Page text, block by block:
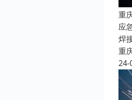
重
应
焊
重
24-